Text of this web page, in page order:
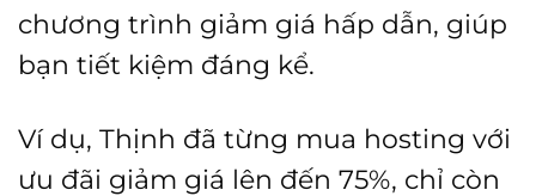
chương trình giảm giá hấp dẫn, giúp
bạn tiết kiệm đáng kể.
Ví dụ, Thịnh đã từng mua hosting với
ưu đãi giảm giá lên đến 75%, chỉ còn